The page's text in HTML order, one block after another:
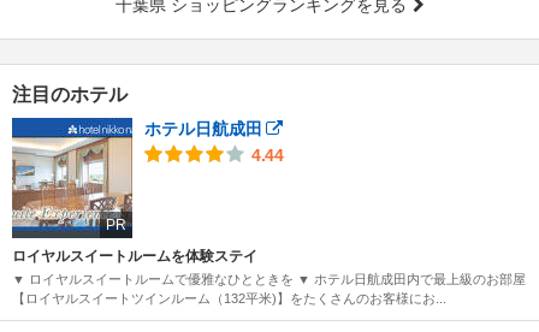
千葉県 ショッピングランキングを見る
注目のホテル
PR
ホテル日航成田
4.44
ロイヤルスイートルームを体験ステイ
▼ ロイヤルスイートルームで優雅なひとときを ▼ ホテル日航成田内で最上級のお部屋
【ロイヤルスイートツインルーム（132平米)】をたくさんのお客様にお...